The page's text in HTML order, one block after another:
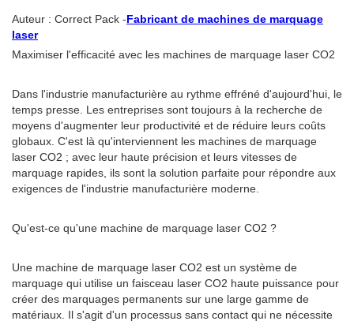
Auteur : Correct Pack -Fabricant de machines de marquage
laser
Maximiser l'efficacité avec les machines de marquage laser CO2
Dans l'industrie manufacturière au rythme effréné d'aujourd'hui, le
temps presse. Les entreprises sont toujours à la recherche de
moyens d'augmenter leur productivité et de réduire leurs coûts
globaux. C'est là qu'interviennent les machines de marquage
laser CO2 ; avec leur haute précision et leurs vitesses de
marquage rapides, ils sont la solution parfaite pour répondre aux
exigences de l'industrie manufacturière moderne.
Qu'est-ce qu'une machine de marquage laser CO2 ?
Une machine de marquage laser CO2 est un système de
marquage qui utilise un faisceau laser CO2 haute puissance pour
créer des marquages ​​permanents sur une large gamme de
matériaux. Il s'agit d'un processus sans contact qui ne nécessite